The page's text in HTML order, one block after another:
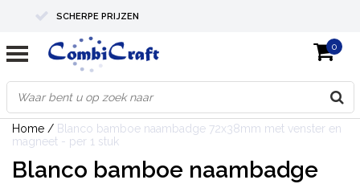
SCHERPE PRIJZEN
PROFESSIONELE KWALITEIT
EXPERTS IN MAATWERK
0
Home / Blanco bamboe naambadge 72x38mm met venster en
magneet - per 1 stuk
Blanco bamboe naambadge